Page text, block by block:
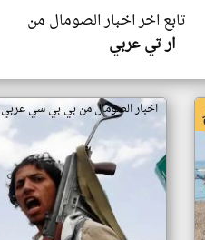
تابع اخر اخبار الصومال من
ار تي عربي
اخبار الصومال من بي بي سي عربي